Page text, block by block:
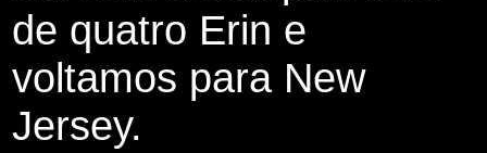
de quatro Erin e
voltamos para New
Jersey.